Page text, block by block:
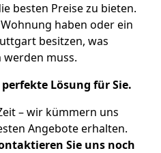
besten Preise zu bieten.
haben oder ein
besitzen, was
werden muss.
Lösung für Sie.
– wir kümmern uns
Angebote erhalten.
Sie uns noch